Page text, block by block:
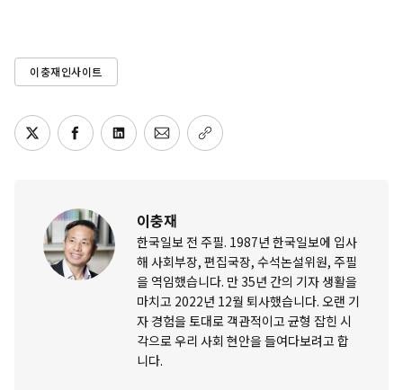
이충재인사이트
이충재
한국일보 전 주필. 1987년 한국일보에 입사
해 사회부장, 편집국장, 수석논설위원, 주필
을 역임했습니다. 만 35년 간의 기자 생활을
마치고 2022년 12월 퇴사했습니다. 오랜 기
자 경험을 토대로 객관적이고 균형 잡힌 시
각으로 우리 사회 현안을 들여다보려고 합
니다.